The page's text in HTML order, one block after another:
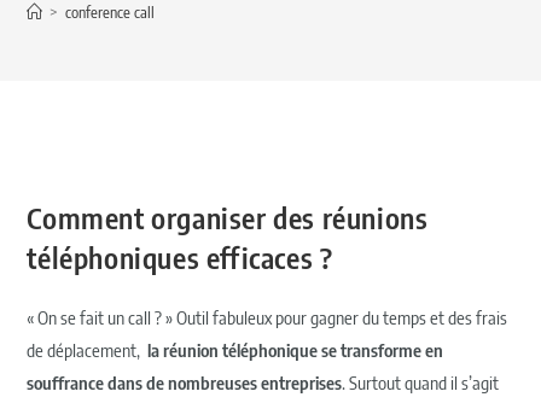
> conference call
Comment organiser des réunions
téléphoniques efficaces ?
« On se fait un call ? » Outil fabuleux pour gagner du temps et des frais
de déplacement,la réunion téléphonique se transforme en
souffrance dans de nombreuses entreprises. Surtout quand il s’agit